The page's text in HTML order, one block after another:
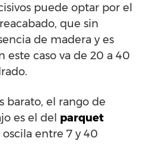
puede optar por el
que sin
de madera y es
este caso va de 20 a 40
barato, el rango de
es el del parquet
oscila entre 7 y 40